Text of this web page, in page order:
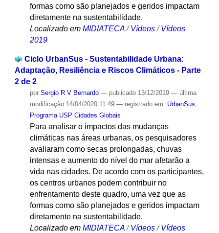
formas como são planejados e geridos impactam
diretamente na sustentabilidade.
Localizado em MIDIATECA / Vídeos / Vídeos
2019
Ciclo UrbanSus - Sustentabilidade Urbana:
Adaptação, Resiliência e Riscos Climáticos - Parte
2 de 2
por Sergio R V Bernardo — publicado13/12/2019 — última
modificação14/04/2020 11:49 — registrado em: UrbanSus,
Programa USP Cidades Globais
Para analisar o impactos das mudanças
climáticas nas áreas urbanas, os pesquisadores
avaliaram como secas prolongadas, chuvas
intensas e aumento do nível do mar afetarão a
vida nas cidades. De acordo com os participantes,
os centros urbanos podem contribuir no
enfrentamento deste quadro, uma vez que as
formas como são planejados e geridos impactam
diretamente na sustentabilidade.
Localizado em MIDIATECA /Vídeos /Vídeos